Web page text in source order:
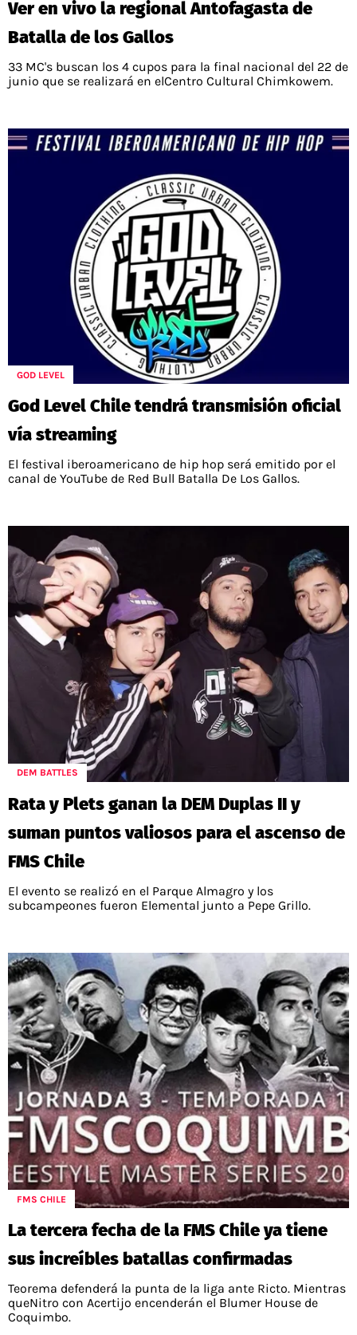
PALESTINO
UNION ESPAÑOLA
CAMPEONATO NACIONAL
GUÍAS
PRONÓSTICOS
APUESTA DEL DÍA
FÚTBOL INTERNACIONAL
COPA LIBERTADORES
PREMIER LEAGUE
EUROPA LEAGUE
CHILENOS POR EL MUNDO
DARIO OSORIO
MERCADO DE FICHAJES
ELIMINATORIAS CONMEBOL
QUIENES SOMOS
TÉRMINOS Y CONDICIONES
POLÍTICAS DE PRIVACIDAD
PUBLICIDAD / ADS
CONTACTO
ENTREVISTAS
SELECCIÓN CHILENA
COLO COLO
UNIVERSIDAD DE CHILE
UNIVERSIDAD CATÓLICA
CAMPEONATO NACIONAL
TABLA DE POSICIONES
Términos y Condiciones
Ad Choices
RedGol, al igual que Futbol Sites, es una
compañía perteneciente a Better Collective.
Todos los derechos reservados
Ver en vivo la regional Antofagasta de
Batalla de los Gallos
33 MC's buscan los 4 cupos para la final nacional del 22 de
junio que se realizará en elCentro Cultural Chimkowem.
GOD LEVEL
God Level Chile tendrá transmisión oficial
vía streaming
El festival iberoamericano de hip hop será emitido por el
canal de YouTube de Red Bull Batalla De Los Gallos.
DEM BATTLES
Rata y Plets ganan la DEM Duplas II y
suman puntos valiosos para el ascenso de
FMS Chile
El evento se realizó en el Parque Almagro y los
subcampeones fueron Elemental junto a Pepe Grillo.
FMS CHILE
La tercera fecha de la FMS Chile ya tiene
sus increíbles batallas confirmadas
Teorema defenderá la punta de la liga ante Ricto. Mientras
queNitro con Acertijo encenderán el Blumer House de
Coquimbo.